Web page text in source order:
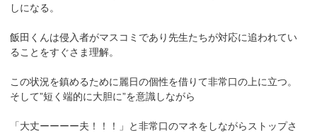
しになる。
飯田くんは侵入者がマスコミであり先生たちが対応に追われてい
ることをすぐさま理解。
この状況を鎮めるために麗日の個性を借りて非常口の上に立つ。
そして”短く端的に大胆に”を意識しながら
「大丈ーーーー夫！！！」と非常口のマネをしながらストップさ